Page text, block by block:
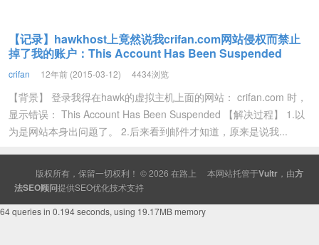
【记录】hawkhost上竟然说我crifan.com网站侵权而禁止
掉了我的账户：This Account Has Been Suspended
crifan 12年前 (2015-03-12) 4434浏览
【背景】 登录我得在hawk的虚拟主机上面的网站： crifan.com 时，
显示错误： This Account Has Been Suspended 【解决过程】 1.以
为是网站本身出问题了。 2.后来看到邮件才知道，原来是说我...
版权所有，保留一切权利！ © 2026 在路上 本网站托管于Vultr ，由方
法SEO顾问提供SEO优化技术支持
64 queries in 0.194 seconds, using 19.17MB memory